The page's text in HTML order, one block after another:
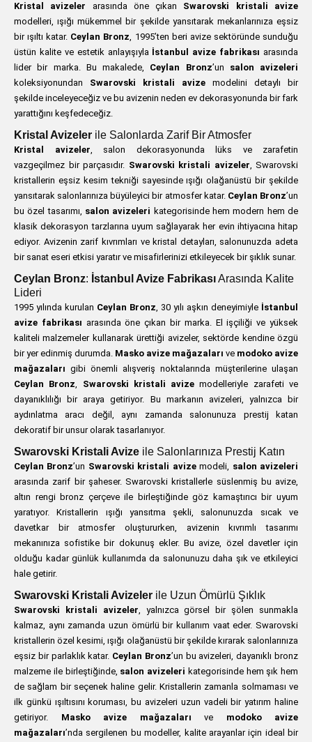
Kristal avizeler arasında öne çıkan Swarovski kristali avize
modelleri, ışığı mükemmel bir şekilde yansıtarak mekanlarınıza eşsiz
bir ışıltı katar. Ceylan Bronz, 1995’ten beri avize sektöründe sunduğu
üstün kalite ve estetik anlayışıyla İstanbul avize fabrikası arasında
lider bir marka. Bu makalede, Ceylan Bronz’un salon avizeleri
koleksiyonundan Swarovski kristali avize modelini detaylı bir
şekilde inceleyeceğiz ve bu avizenin neden ev dekorasyonunda bir fark
yarattığını keşfedeceğiz.
Kristal Avizeler ile Salonlarda Zarif Bir Atmosfer
Kristal avizeler, salon dekorasyonunda lüks ve zarafetin
vazgeçilmez bir parçasıdır. Swarovski kristali avizeler, Swarovski
kristallerin eşsiz kesim tekniği sayesinde ışığı olağanüstü bir şekilde
yansıtarak salonlarınıza büyüleyici bir atmosfer katar. Ceylan Bronz’un
bu özel tasarımı, salon avizeleri kategorisinde hem modern hem de
klasik dekorasyon tarzlarına uyum sağlayarak her evin ihtiyacına hitap
ediyor. Avizenin zarif kıvrımları ve kristal detayları, salonunuzda adeta
bir sanat eseri etkisi yaratır ve misafirlerinizi etkileyecek bir şıklık sunar.
Ceylan Bronz: İstanbul Avize FabrikasıArasında Kalite
Lideri
1995 yılında kurulan Ceylan Bronz, 30 yılı aşkın deneyimiyle İstanbul
avize fabrikası arasında öne çıkan bir marka. El işçiliği ve yüksek
kaliteli malzemeler kullanarak ürettiği avizeler, sektörde kendine özgü
bir yer edinmiş durumda. Masko avize mağazaları ve modoko avize
mağazaları gibi önemli alışveriş noktalarında müşterilerine ulaşan
Ceylan Bronz, Swarovski kristali avize modelleriyle zarafeti ve
dayanıklılığı bir araya getiriyor. Bu markanın avizeleri, yalnızca bir
aydınlatma aracı değil, aynı zamanda salonunuza prestij katan
dekoratif bir unsur olarak tasarlanıyor.
Swarovski Kristali Avize ile Salonlarınıza Prestij Katın
Ceylan Bronz’un Swarovski kristali avizemodeli, salon avizeleri
arasında zarif bir şaheser. Swarovski kristallerle süslenmiş bu avize,
altın rengi bronz çerçeve ile birleştiğinde göz kamaştırıcı bir uyum
yaratıyor. Kristallerin ışığı yansıtma şekli, salonunuzda sıcak ve
davetkar bir atmosfer oluştururken, avizenin kıvrımlı tasarımı
mekanınıza sofistike bir dokunuş ekler. Bu avize, özel davetler için
olduğu kadar günlük kullanımda da salonunuzu daha şık ve etkileyici
hale getirir.
Swarovski Kristali Avizeler ile Uzun Ömürlü Şıklık
Swarovski kristali avizeler, yalnızca görsel bir şölen sunmakla
kalmaz, aynı zamanda uzun ömürlü bir kullanım vaat eder. Swarovski
kristallerin özel kesimi, ışığı olağanüstü bir şekilde kırarak salonlarınıza
eşsiz bir parlaklık katar. Ceylan Bronz’un bu avizeleri, dayanıklı bronz
malzeme ile birleştiğinde, salon avizeleri kategorisinde hem şık hem
de sağlam bir seçenek haline gelir. Kristallerin zamanla solmaması ve
ilk günkü ışıltısını koruması, bu avizeleri uzun vadeli bir yatırım haline
getiriyor. Masko avize mağazaları ve modoko avize
mağazaları’nda sergilenen bu modeller, kalite arayanlar için ideal bir